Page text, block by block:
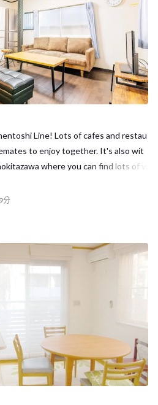
Line! Lots of cafes and restau
to enjoy together. It's also wit
where you can find lots of vi
分